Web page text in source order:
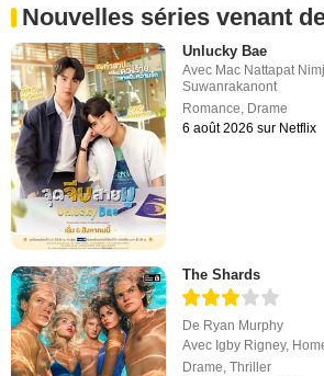
Nouvelles séries venant
Unlucky Bae
Avec Mac Nattapat
Suwanrakanont
Romance, Drame
6 août 2026 sur Netflix
The Shards
De Ryan Murphy
Avec Igby Rigney,
Drame ,Thriller